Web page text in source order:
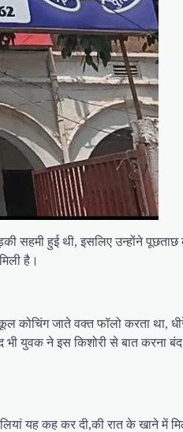
सहमी हुई थी, इसलिए उन्होंने
है।
कोचिंग जाते वक्त फॉलो करता था,
युवक ने इस किशोरी से बात करना
यह कह कर दी,की रात के खाने में